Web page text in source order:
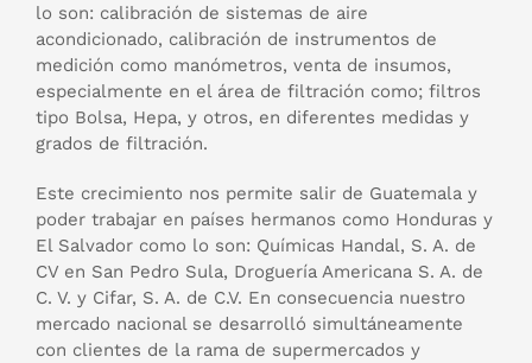
lo son: calibración de sistemas de aire
acondicionado, calibración de instrumentos de
medición como manómetros, venta de insumos,
especialmente en el área de filtración como; filtros
tipo Bolsa, Hepa, y otros, en diferentes medidas y
grados de filtración.
Este crecimiento nos permite salir de Guatemala y
poder trabajar en países hermanos como Honduras y
El Salvador como lo son: Químicas Handal, S. A. de
CV en San Pedro Sula, Droguería Americana S. A. de
C. V. y Cifar, S. A. de C.V. En consecuencia nuestro
mercado nacional se desarrolló simultáneamente
con clientes de la rama de supermercados y